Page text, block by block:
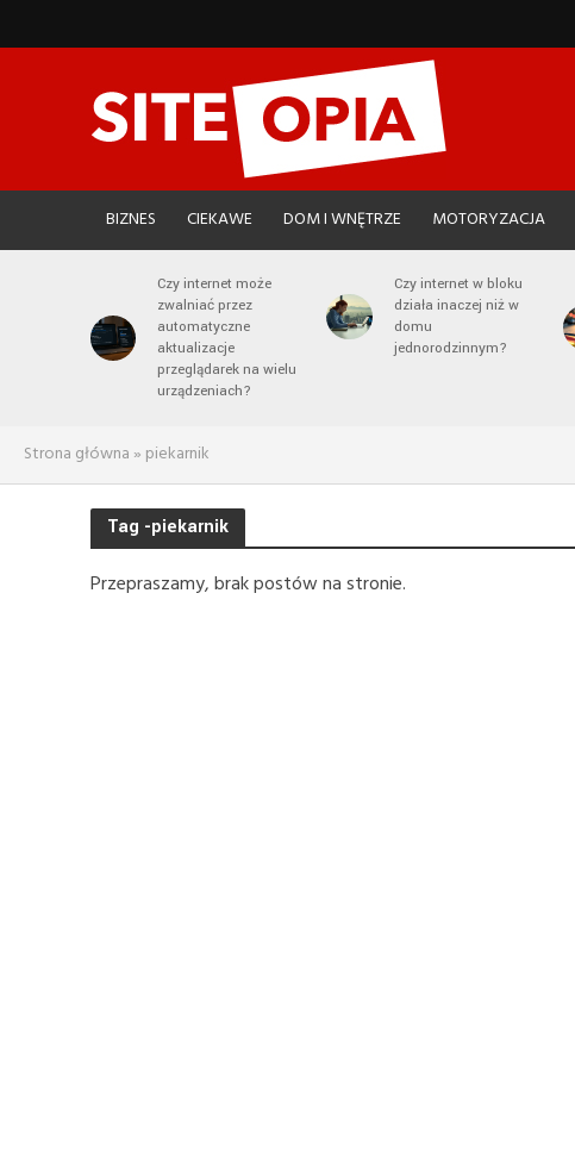
BIZNES CIEKAWE DOM I WNĘTRZE MOTORYZACJA
Czy internet może
zwalniać przez
automatyczne
aktualizacje
przeglądarek na wielu
urządzeniach?
Czy internet w bloku
działa inaczej niż w
domu
jednorodzinnym?
Strona główna » piekarnik
Tag -piekarnik
Przepraszamy, brak postów na stronie.